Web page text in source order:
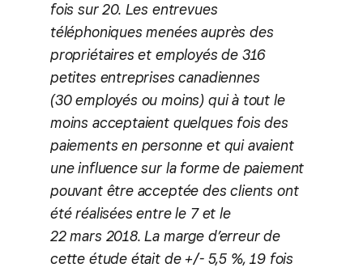
fois sur 20. Les entrevues
téléphoniques menées auprès des
propriétaires et employés de 316
petites entreprises canadiennes
(30 employés ou moins) qui à tout le
moins acceptaient quelques fois des
paiements en personne et qui avaient
une influence sur la forme de paiement
pouvant être acceptée des clients ont
été réalisées entre le 7 et le
22 mars 2018. La marge d’erreur de
cette étude était de +/- 5,5 %, 19 fois